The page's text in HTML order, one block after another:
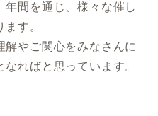
間を通じ、様々な催し
す。
解やご関心をみなさんに
ればと思っています。